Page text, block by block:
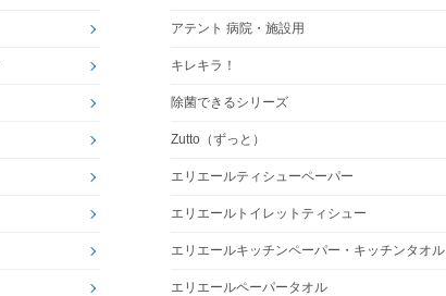
アテント 病院・施設用
キレキラ！
除菌できるシリーズ
Zutto（ずっと）
エリエールティシューペーパー
エリエールトイレットティシュー
エリエールキッチンペーパー・キッチンタオル
エリエールペーパータオル